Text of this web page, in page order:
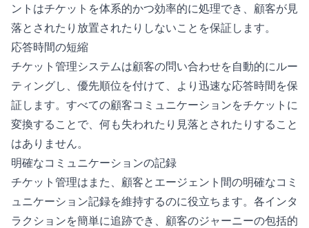
ントはチケットを体系的かつ効率的に処理でき、顧客が見
落とされたり放置されたりしないことを保証します。
応答時間の短縮
チケット管理システムは顧客の問い合わせを自動的にルー
ティングし、優先順位を付けて、より迅速な応答時間を保
証します。すべての顧客コミュニケーションをチケットに
変換することで、何も失われたり見落とされたりすること
はありません。
明確なコミュニケーションの記録
チケット管理はまた、顧客とエージェント間の明確なコミ
ュニケーション記録を維持するのに役立ちます。各インタ
ラクションを簡単に追跡でき、顧客のジャーニーの包括的